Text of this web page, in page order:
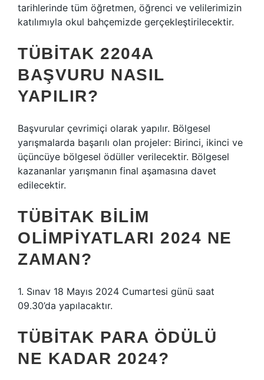
tarihlerinde tüm öğretmen, öğrenci ve velilerimizin
katılımıyla okul bahçemizde gerçekleştirilecektir.
TÜBİTAK 2204A
BAŞVURU NASIL
YAPILIR?
Başvurular çevrimiçi olarak yapılır. Bölgesel
yarışmalarda başarılı olan projeler: Birinci, ikinci ve
üçüncüye bölgesel ödüller verilecektir. Bölgesel
kazananlar yarışmanın final aşamasına davet
edilecektir.
TÜBİTAK BILIM
OLIMPIYATLARI 2024 NE
ZAMAN?
1. Sınav 18 Mayıs 2024 Cumartesi günü saat
09.30’da yapılacaktır.
TÜBİTAK PARA ÖDÜLÜ
NE KADAR 2024?